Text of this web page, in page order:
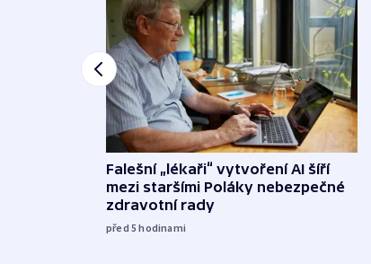
Falešní „lékaři“ vytvoření AI šíří
mezi staršími Poláky nebezpečné
zdravotní rady
před 5hodinami